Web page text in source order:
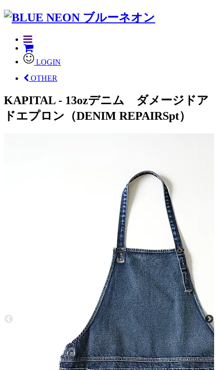
LOGIN
OTHER
KAPITAL - 13ozデニム ダメージドア
ドエプロン（DENIM REPAIRSpt）